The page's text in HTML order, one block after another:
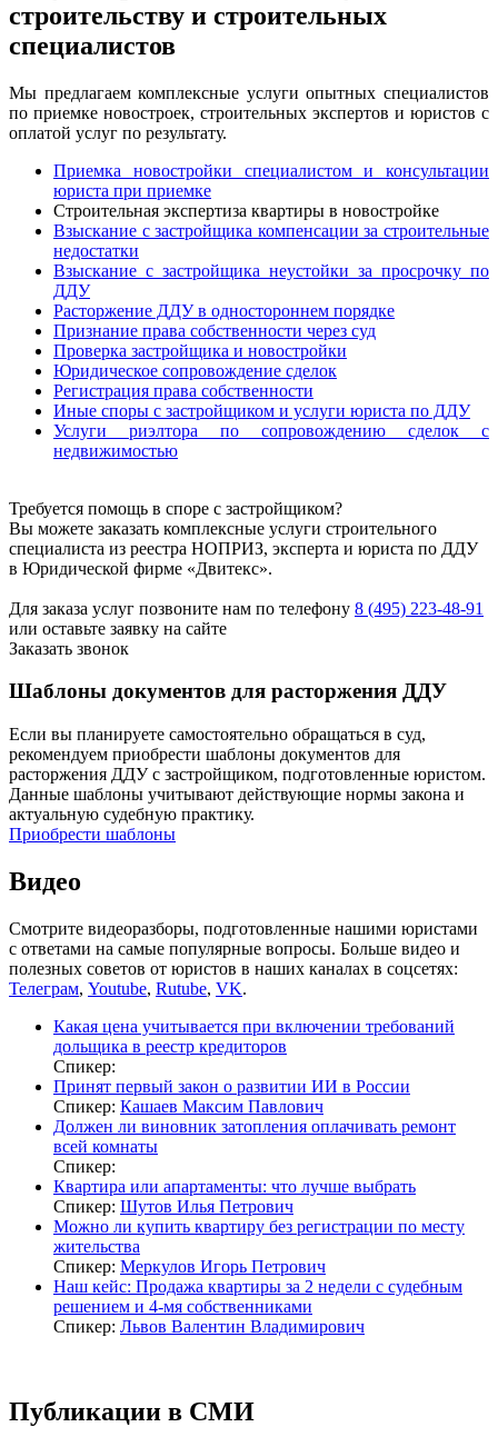
строительству и строительных
специалистов
Мы предлагаем комплексные услуги опытных специалистов
по приемке новостроек, строительных экспертов и юристов с
оплатой услуг по результату.
Приемка новостройки специалистом и консультации
юриста при приемке
Строительная экспертиза квартиры в новостройке
Взыскание с застройщика компенсации за строительные
недостатки
Взыскание с застройщика неустойки за просрочку по
ДДУ
Расторжение ДДУ в одностороннем порядке
Признание права собственности через суд
Проверка застройщика и новостройки
Юридическое сопровождение сделок
Регистрация права собственности
Иные споры с застройщиком и услуги юриста по ДДУ
Услуги риэлтора по сопровождению сделок с
недвижимостью
Требуется помощь в споре с застройщиком?
Вы можете заказать комплексные услуги строительного
специалиста из реестра НОПРИЗ, эксперта и юриста по ДДУ
в Юридической фирме «Двитекс».
Для заказа услуг позвоните нам по телефону 8 (495) 223-48-91
или оставьте заявку на сайте
Заказать звонок
Шаблоны документов для расторжения ДДУ
Если вы планируете самостоятельно обращаться в суд,
рекомендуем приобрести шаблоны документов для
расторжения ДДУ с застройщиком, подготовленные юристом.
Данные шаблоны учитывают действующие нормы закона и
актуальную судебную практику.
Приобрести шаблоны
Видео
Смотрите видеоразборы, подготовленные нашими юристами
с ответами на самые популярные вопросы. Больше видео и
полезных советов от юристов в наших каналах в соцсетях:
Телеграм, Youtube, Rutube, VK.
Какая цена учитывается при включении требований
дольщика в реестр кредиторов
Спикер:
Принят первый закон о развитии ИИ в России
Спикер: Кашаев Максим Павлович
Должен ли виновник затопления оплачивать ремонт
всей комнаты
Спикер:
Квартира или апартаменты: что лучше выбрать
Спикер: Шутов Илья Петрович
Можно ли купить квартиру без регистрации по месту
жительства
Спикер: Меркулов Игорь Петрович
Наш кейс: Продажа квартиры за 2 недели с судебным
решением и 4-мя собственниками
Спикер: Львов Валентин Владимирович
Публикации в СМИ